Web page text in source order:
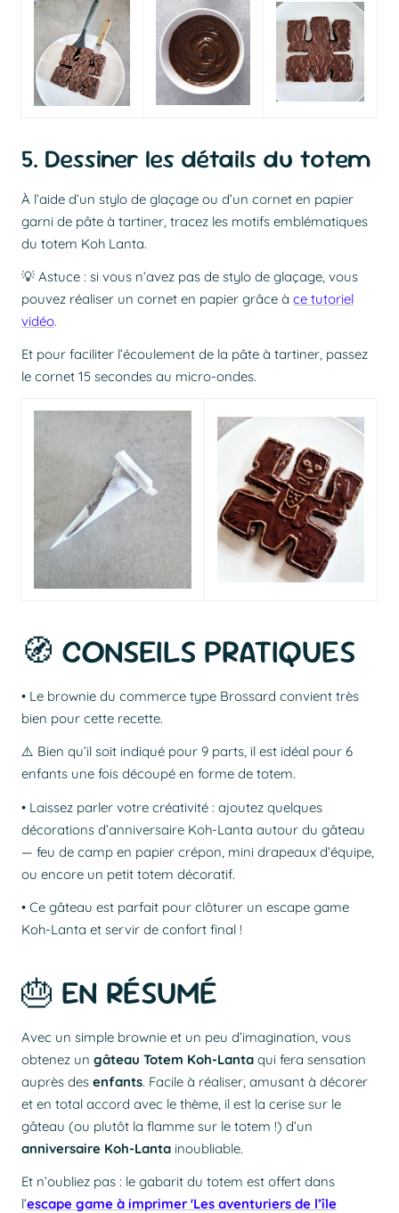
5. Dessiner les détails du totem
À l’aide d’un stylo de glaçage ou d’un cornet en papier
garni de pâte à tartiner, tracez les motifs emblématiques
du totem Koh Lanta.
💡 Astuce : si vous n’avez pas de stylo de glaçage, vous
pouvez réaliser un cornet en papier grâce à ce tutoriel
vidéo.
Et pour faciliter l’écoulement de la pâte à tartiner, passez
le cornet 15 secondes au micro-ondes.
🧭 CONSEILS PRATIQUES
• Le brownie du commerce type Brossard convient très
bien pour cette recette.
⚠️ Bien qu’il soit indiqué pour 9 parts, il est idéal pour 6
enfants une fois découpé en forme de totem.
• Laissez parler votre créativité : ajoutez quelques
décorations d’anniversaire Koh-Lanta autour du gâteau
— feu de camp en papier crépon, mini drapeaux d’équipe,
ou encore un petit totem décoratif.
• Ce gâteau est parfait pour clôturer un escape game
Koh-Lanta et servir de confort final !
🎂 EN RÉSUMÉ
Avec un simple brownie et un peu d’imagination, vous
obtenez un gâteau Totem Koh-Lanta qui fera sensation
auprès des enfants. Facile à réaliser, amusant à décorer
et en total accord avec le thème, il est la cerise sur le
gâteau (ou plutôt la flamme sur le totem !) d’un
anniversaire Koh-Lanta inoubliable.
Et n’oubliez pas : le gabarit du totem est offert dans
l’escape game à imprimer 'Les aventuriers de l’île